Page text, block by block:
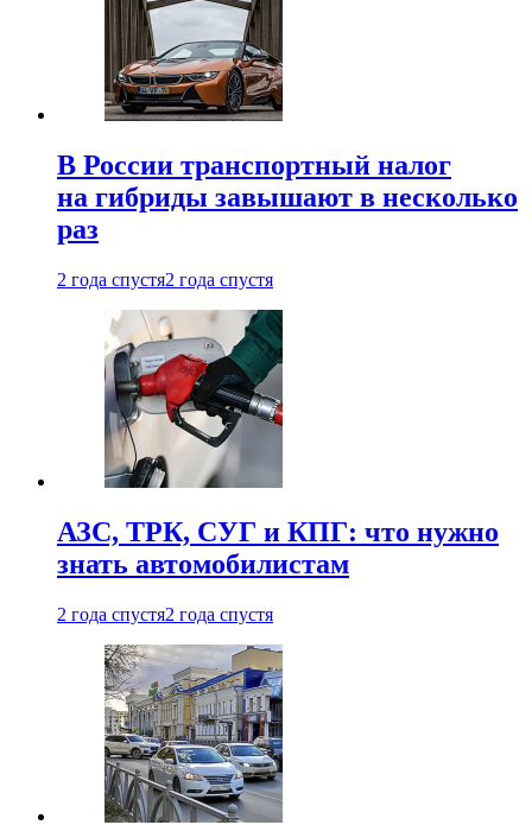
В России транспортный налог
на гибриды завышают в несколько
раз
2 года спустя2 года спустя
АЗС, ТРК, СУГ и КПГ: что нужно
знать автомобилистам
2 года спустя2 года спустя